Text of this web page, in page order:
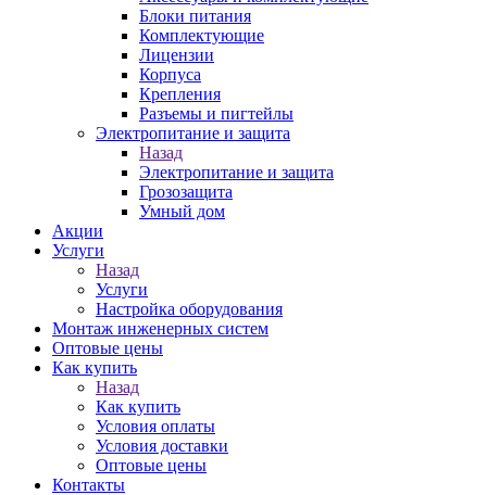
Блоки питания
Комплектующие
Лицензии
Корпуса
Крепления
Разъемы и пигтейлы
Электропитание и защита
Назад
Электропитание и защита
Грозозащита
Умный дом
Акции
Услуги
Назад
Услуги
Настройка оборудования
Монтаж инженерных систем
Оптовые цены
Как купить
Назад
Как купить
Условия оплаты
Условия доставки
Оптовые цены
Контакты